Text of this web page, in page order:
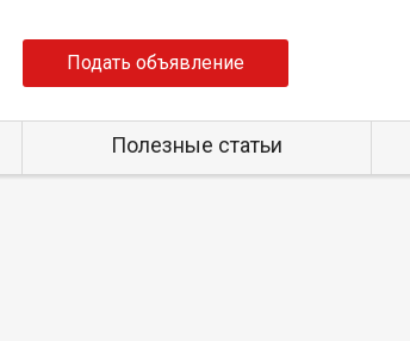
Подать объявление
Полезные статьи